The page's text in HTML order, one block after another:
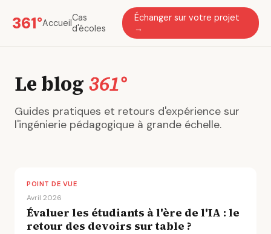
361°AccueilCas
d'écoles
Échanger sur votre projet
→
Le blog 361°
Guides pratiques et retours d'expérience sur
l'ingénierie pédagogique à grande échelle.
POINT DE VUE
Avril 2026
Évaluer les étudiants à l'ère de l'IA : le
retour des devoirs sur table ?